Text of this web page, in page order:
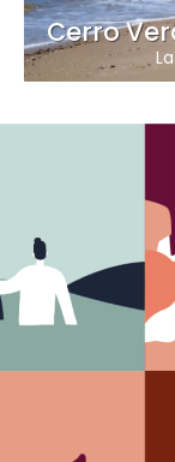
Cerro